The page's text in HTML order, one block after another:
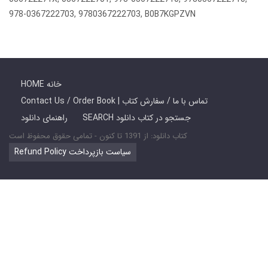
978-0367222703, 9780367222703, B0B7KGPZVN
HOME خانه
Contact Us / Order Book | تماس با ما / سفارش کتاب
راهنمای دانلود
SEARCH جستجو در کتاب دانلود
کتاب دانلود: از 1391 تا کنون - تمامی حقوق محفوظ است
Refund Policy سیاست بازپرداخت